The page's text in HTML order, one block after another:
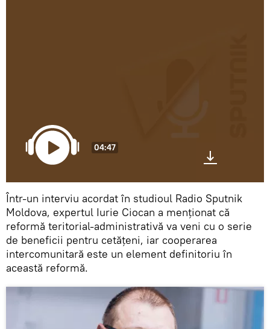
04:47
Într-un interviu acordat în studioul Radio Sputnik
Moldova, expertul Iurie Ciocan a menționat că
reformă teritorial-administrativă va veni cu o serie
de beneficii pentru cetățeni, iar cooperarea
intercomunitară este un element definitoriu în
această reformă.